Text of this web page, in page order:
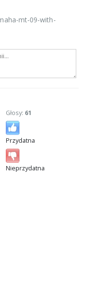
mt-09-with-
Głosy: 61
Przydatna
Nieprzydatna